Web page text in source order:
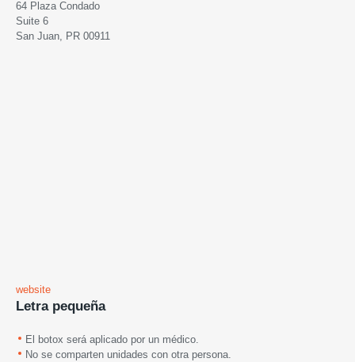
64 Plaza Condado
Suite 6
San Juan, PR 00911
website
Letra pequeña
El botox será aplicado por un médico.
No se comparten unidades con otra persona.